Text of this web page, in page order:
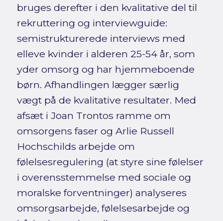
bruges derefter i den kvalitative del til
rekruttering og interviewguide:
semistrukturerede interviews med
elleve kvinder i alderen 25-54 år, som
yder omsorg og har hjemmeboende
børn. Afhandlingen lægger særlig
vægt på de kvalitative resultater. Med
afsæt i Joan Trontos ramme om
omsorgens faser og Arlie Russell
Hochschilds arbejde om
følelsesregulering (at styre sine følelser
i overensstemmelse med sociale og
moralske forventninger) analyseres
omsorgsarbejde, følelsesarbejde og